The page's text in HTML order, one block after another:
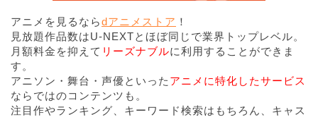
アニメを見るならdアニメストア ！
見放題作品数はU-NEXTとほぼ同じで業界トップレベル。
月額料金を抑えて リーズナブルに利用することができま
す。
アニソン・舞台・声優といった アニメに特化したサービス
ならではのコンテンツも。
注目作やランキング、キーワード検索はもちろん、キャス